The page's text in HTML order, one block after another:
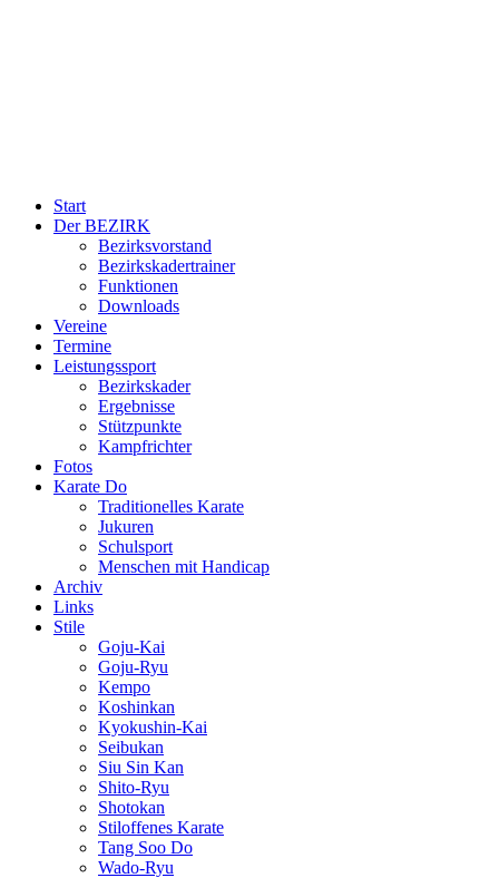
Start
Der BEZIRK
Bezirksvorstand
Bezirkskadertrainer
Funktionen
Downloads
Vereine
Termine
Leistungssport
Bezirkskader
Ergebnisse
Stützpunkte
Kampfrichter
Fotos
Karate Do
Traditionelles Karate
Jukuren
Schulsport
Menschen mit Handicap
Archiv
Links
Stile
Goju-Kai
Goju-Ryu
Kempo
Koshinkan
Kyokushin-Kai
Seibukan
Siu Sin Kan
Shito-Ryu
Shotokan
Stiloffenes Karate
Tang Soo Do
Wado-Ryu